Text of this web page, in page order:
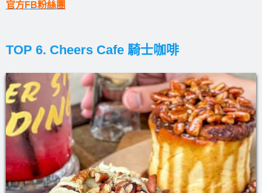
官方FB粉絲團
TOP 6. Cheers Cafe 騎士咖啡